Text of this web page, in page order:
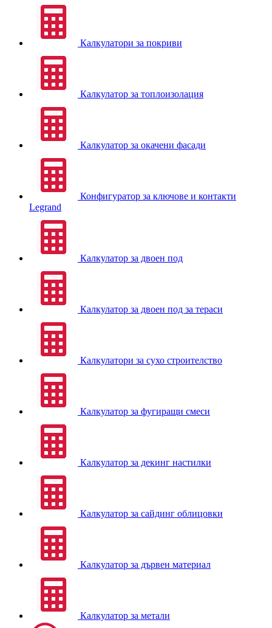
Калкулатори за покриви
Калкулатор за топлоизолация
Калкулатор за окачени фасади
Конфигуратор за ключове и контакти
Legrand
Калкулатор за двоен под
Калкулатор за двоен под за тераси
Калкулатори за сухо строителство
Калкулатор за фугиращи смеси
Калкулатор за декинг настилки
Калкулатор за сайдинг облицовки
Калкулатор за дървен материал
Калкулатор за метали